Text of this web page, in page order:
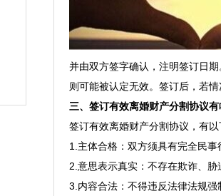
并由双方签字确认，注明签订日
则可能被认定无效。签订后，若
三、签订有效离婚财产分割协议
签订有效离婚财产分割协议，有以
1.主体合格：双方须具有完全民事
2.意思表示真实：不存在欺诈、胁
3.内容合法：不得违反法律法规强